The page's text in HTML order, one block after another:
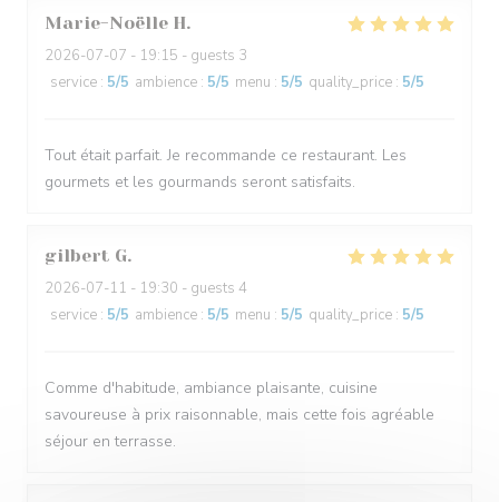
Marie-Noëlle H
2026-07-07 - 19:15 - guests 3
service : 5/5 ambience : 5/5 menu : 5/5 quality_price : 5/5
Tout était parfait. Je recommande ce restaurant. Les
gourmets et les gourmands seront satisfaits.
gilbert G
2026-07-11 - 19:30 - guests 4
service : 5/5 ambience : 5/5 menu : 5/5 quality_price : 5/5
Comme d'habitude, ambiance plaisante, cuisine
savoureuse à prix raisonnable, mais cette fois agréable
séjour en terrasse.